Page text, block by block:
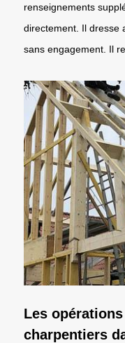
renseignements
directement. Il dresse
sans engagement. Il
Les
charpentiers